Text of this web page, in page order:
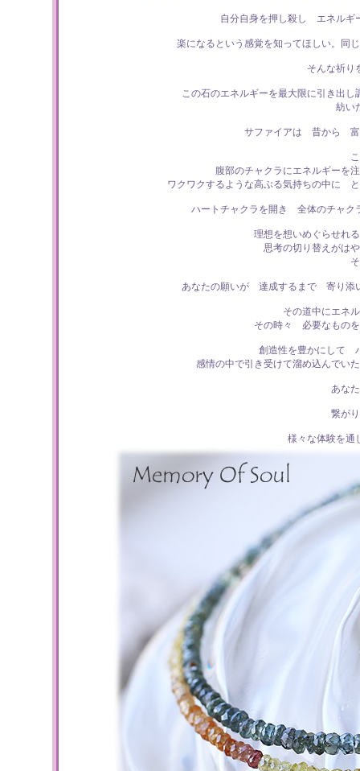
自分自身を押し殺し エネルギ
楽になるという感覚を知ってほしい。
そんな祈り
この石のエネルギーを最大限に引き出
紡い
サファイアは 昔から 富
腹部のチャクラにエネルギー
ワクワクするような高ぶる気持ちの中に
ハートチャクラを開き 全体のチャク
理想を想いめぐらせれ
思考の切り替えがは
あなたの願いが 達成するまで 寄り添
その道中にエネ
その時々 必要なもの
創造性を豊かにして
感情の中で引き受けて溜め込んで
あな
繋が
様々な体験を